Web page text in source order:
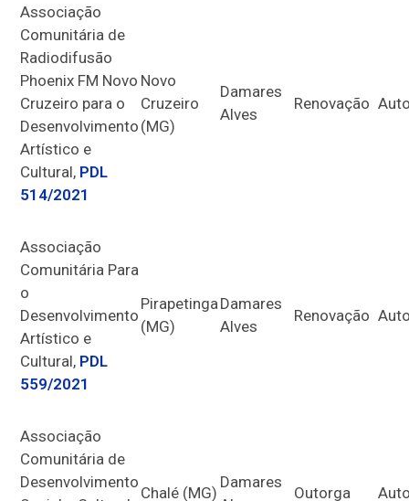
Associação
Comunitária de
Radiodifusão
Phoenix FM Novo
Cruzeiro para o
Desenvolvimento
Artístico e
Cultural, PDL
514/2021
Novo
Cruzeiro
(MG)
Damares
Alves
Renovação
Associação
Comunitária Para
o
Desenvolvimento
Artístico e
Cultural, PDL
559/2021
Pirapetinga
(MG)
Damares
Alves
Renovação
Associação
Comunitária de
Desenvolvimento
Chalé (MG)
Damares
Outorga